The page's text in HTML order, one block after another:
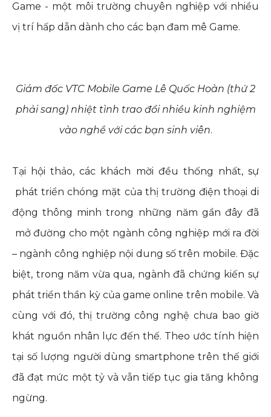
Game - một môi trường chuyên nghiệp với nhiều
vị trí hấp dẫn dành cho các bạn đam mê Game.
Giám đốc VTC Mobile Game Lê Quốc Hoàn (thứ 2
phải sang) nhiệt tình trao đổi nhiều kinh nghiệm
vào nghề với các bạn sinh viên.
Tại hội thảo, các khách mời đều thống nhất, sự
phát triển chóng mặt của thị trường điện thoại di
động thông minh trong những năm gần đây đã
mở đường cho một ngành công nghiệp mới ra đời
– ngành công nghiệp nội dung số trên mobile. Đặc
biệt, trong năm vừa qua, ngành đã chứng kiến sự
phát triển thần kỳ của game online trên mobile. Và
cùng với đó, thị trường công nghệ chưa bao giờ
khát nguồn nhân lực đến thế. Theo ước tính hiện
tại số lượng người dùng smartphone trên thế giới
đã đạt mức một tỷ và vẫn tiếp tục gia tăng không
ngừng.